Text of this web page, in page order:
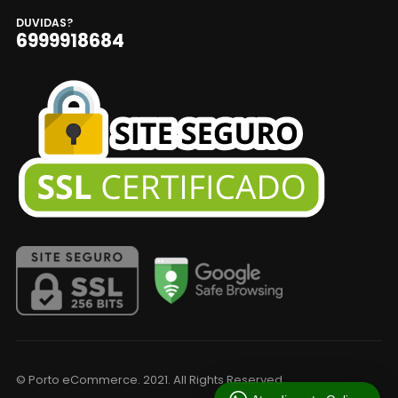
DUVIDAS?
6999918684
© Porto eCommerce. 2021. All Rights Reserved